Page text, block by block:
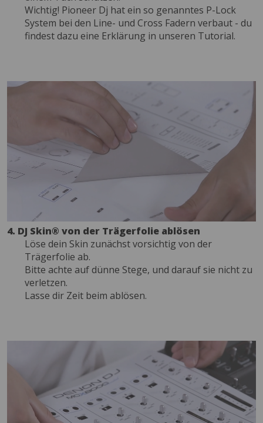
Wichtig! Pioneer Dj hat ein so genanntes P-Lock
System bei den Line- und Cross Fadern verbaut - du
findest dazu eine Erklärung in unseren Tutorial.
4. DJ Skin® von der Trägerfolie ablösen
Löse dein Skin zunächst vorsichtig von der
Trägerfolie ab.
Bitte achte auf dünne Stege, und darauf sie nicht zu
verletzen.
Lasse dir Zeit beim ablösen.